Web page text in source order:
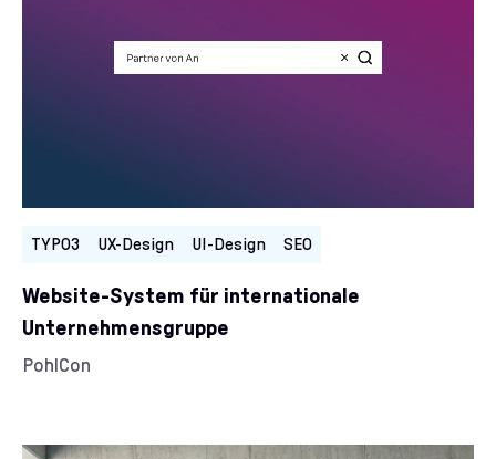
Website-System für internationale
Unternehmensgruppe
Kunde/Kundin:
PohlCon
TYPO3 UX-Design UI-Design SEO